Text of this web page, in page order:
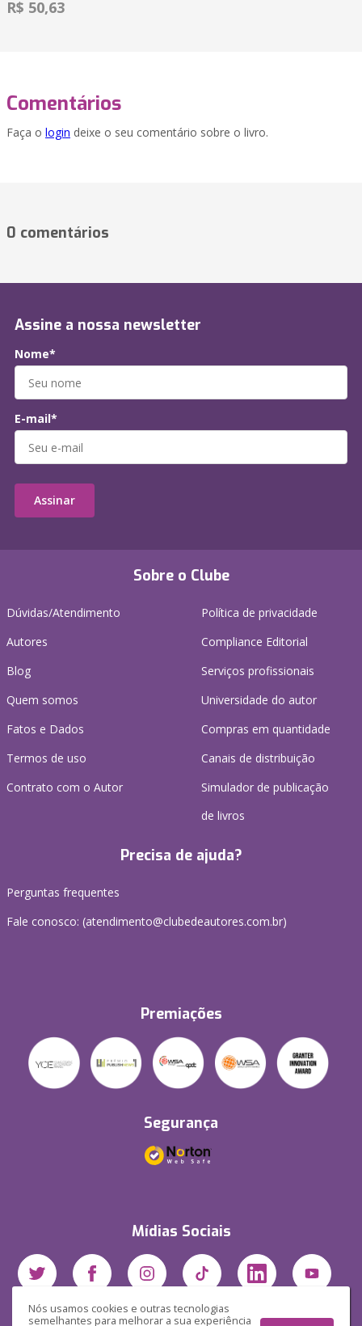
Nós usamos cookies e outras tecnologias
semelhantes para melhorar a sua experiência
R$ 50,63
Comentários
Faça o login deixe o seu comentário sobre o livro.
0 comentários
Sobre o Clube
Dúvidas/Atendimento
Autores
Blog
Quem somos
Fatos e Dados
Termos de uso
Contrato com o Autor
Política de privacidade
Compliance Editorial
Serviços profissionais
Universidade do autor
Compras em quantidade
Canais de distribuição
Simulador de publicação
de livros
Precisa de ajuda?
Perguntas frequentes
Fale conosco: (atendimento@clubedeautores.com.br)
Premiações
Segurança
Mídias Sociais
Assine a nossa newsletter
Nome*
E-mail*
Assinar